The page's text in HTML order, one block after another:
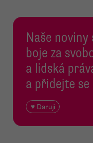
Naše
boje za
a lidská
a přidejte se
♥ Daruji